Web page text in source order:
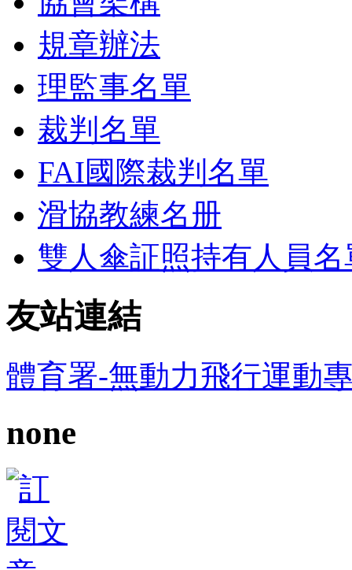
規章辦法
理監事名單
裁判名單
FAI國際裁判名單
滑協教練名册
雙人傘証照持有人員名
友站連結
體育署-無動力飛行運動
none